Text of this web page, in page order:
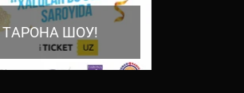
ТАРОНА ШОУ!